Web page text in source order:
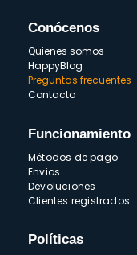
Conócenos
Quienes somos
HappyBlog
Preguntas frecuentes
Contacto
Funcionamiento
Métodos de pago
Envios
Devoluciones
Clientes registrados
Políticas